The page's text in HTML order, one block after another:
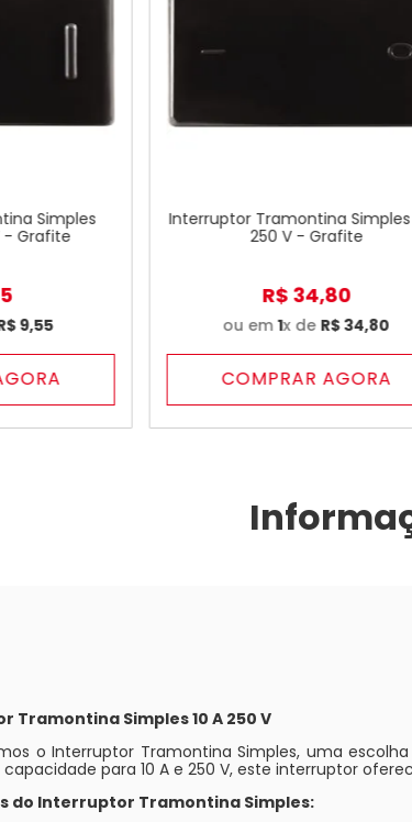
Simples
- Grafite
9,55
Interruptor Tramontina Simples
250 V - Grafite
R$ 34,80
ou em1x de R$34,80
COMPRAR AGORA
Tramontina Simples 10 A 250 V
o Interruptor Tramontina Simples, uma
para 10 A e 250 V, este interruptor
do Interruptor Tramontina Simples: